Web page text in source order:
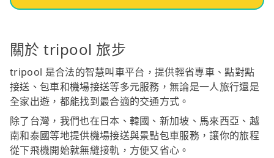
關於 tripool 旅步
tripool 是合法的智慧叫車平台，提供輕省專車、點對點
接送、包車和機場接送等多元服務，無論是一人旅行還是
全家出遊，都能找到最合適的交通方式。
除了台灣，我們也在日本、韓國、新加坡、馬來西亞、越
南和泰國等地提供機場接送與景點包車服務，讓你的旅程
從下飛機開始就無縫接軌，方便又省心。